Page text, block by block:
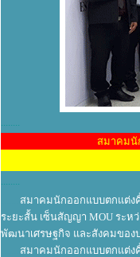
........
สมาคมนั
........
สมาคมนักออกแบบตกแต่ง
ระยะสั้น เซ็นสัญญา MOU ระห
พัฒนาเศรษฐกิจ และสังคมของ
สมาคมนักออกแบบตกแต่ง